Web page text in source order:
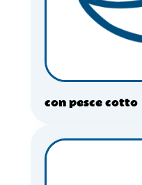
con pesce cotto